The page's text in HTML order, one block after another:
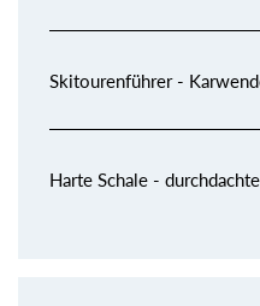
Skitourenführer -
Harte Schale -